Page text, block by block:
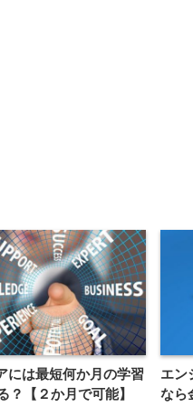
には最短何か月の学習
？【２か月で可能】
エン
なら